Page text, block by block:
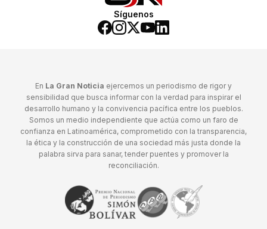
Síguenos
En La Gran Noticia ejercemos un periodismo de rigor y
sensibilidad que busca informar con la verdad para inspirar el
desarrollo humano y la convivencia pacífica entre los pueblos.
Somos un medio independiente que actúa como un faro de
confianza en Latinoamérica, comprometido con la transparencia,
la ética y la construcción de una sociedad más justa donde la
palabra sirva para sanar, tender puentes y promover la
reconciliación.